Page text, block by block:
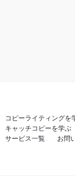
コピーライティングを
キャッチコピーを学ぶ
サービス一覧
お問